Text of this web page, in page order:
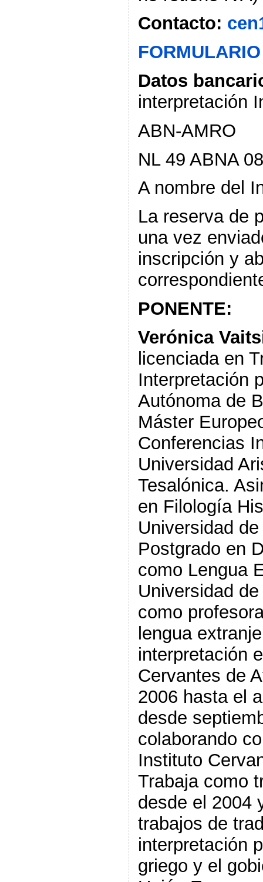
Contacto:
Datos
interpretación
ABN-AMRO
NL 49 ABNA
A nombre del
La reserva de
una vez
inscripción y
PONENTE:
Verónica
licenciada en
Interpretación
Autónoma de
Máster
Conferencias
Universidad
Tesalónica.
en Filología
Universidad
Postgrado en
como Lengua
Universidad
como
lengua
interpretación
Cervantes de
2006 hasta el
desde
colaborando
Instituto
Trabaja como
desde el 2004
trabajos de
interpretación
griego y el